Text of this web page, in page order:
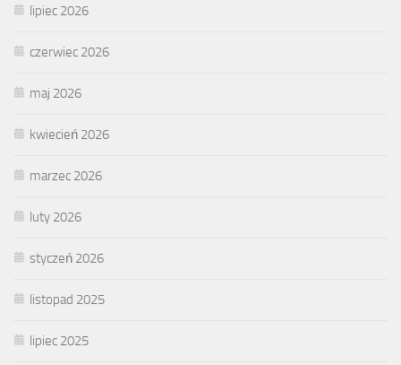
lipiec 2026
czerwiec 2026
maj 2026
kwiecień 2026
marzec 2026
luty 2026
styczeń 2026
listopad 2025
lipiec 2025